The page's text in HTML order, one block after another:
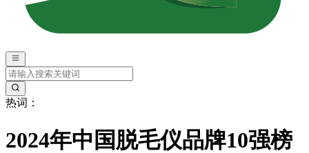
热词：
2024年中国脱毛仪品牌10强榜